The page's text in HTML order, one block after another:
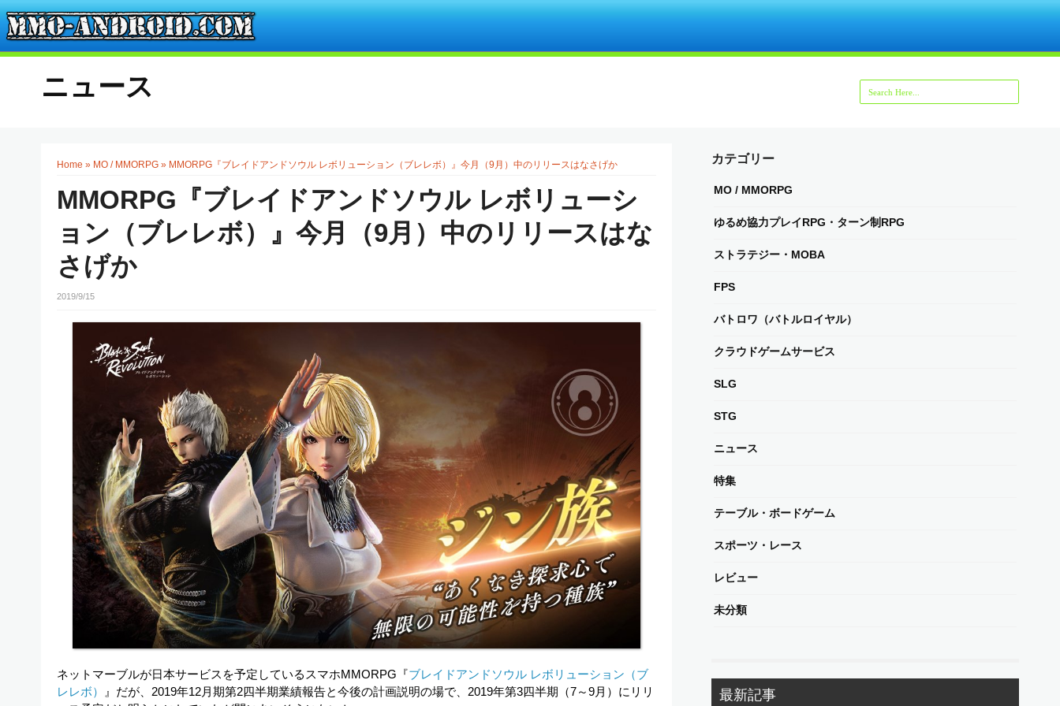
ニュース
Home » MO / MMORPG » MMORPG『ブレイドアンドソウル レボリューション（ブレレボ）』今月（9月）中のリリースはなさげか
MMORPG『ブレイドアンドソウル レボリューシ
ョン（ブレレボ）』今月（9月）中のリリースはな
さげか
2019/9/15
ネットマーブルが日本サービスを予定しているスマホMMORPG『ブレイドアンドソウル レボリューション（ブ
レレボ）
』だが、2019年12月期第2四半期業績報告と今後の計画説明の場で、2019年第3四半期（7～9月）にリリ
カテゴリー
MO / MMORPG
ゆるめ協力プレイRPG・ターン制RPG
ストラテジー・MOBA
FPS
バトロワ（バトルロイヤル）
クラウドゲームサービス
SLG
STG
ニュース
特集
テーブル・ボードゲーム
スポーツ・レース
レビュー
未分類
最新記事